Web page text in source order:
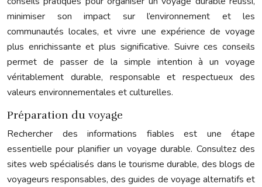
minimiser son impact sur l’environnement et les
communautés locales, et vivre une expérience de voyage
plus enrichissante et plus significative. Suivre ces conseils
permet de passer de la simple intention à un voyage
véritablement durable, responsable et respectueux des
valeurs environnementales et culturelles.
Préparation du voyage
Rechercher des informations fiables est une étape
essentielle pour planifier un voyage durable. Consultez des
sites web spécialisés dans le tourisme durable, des blogs de
voyageurs responsables, des guides de voyage alternatifs et